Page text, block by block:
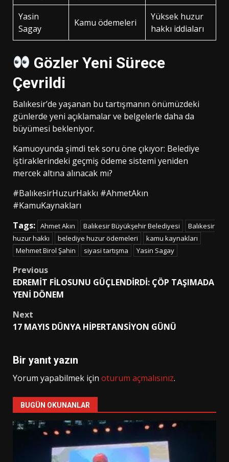
Yasin
Sagay
Kamu ödemeleri
Yüksek huzur
hakkı iddiaları
Gözler Yeni Sürece
Çevrildi
Balıkesir’de yaşanan bu tartışmanın önümüzdeki
günlerde yeni açıklamalar ve belgelerle daha da
büyümesi bekleniyor.
Kamuoyunda şimdi tek soru öne çıkıyor: Belediye
iştiraklerindeki geçmiş ödeme sistemi yeniden
mercek altına alınacak mı?
#BalıkesirHuzurHakkı #AhmetAkın
#KamuKaynakları
Tags: Ahmet Akın Balıkesir Büyükşehir Belediyesi
Balıkesir
huzur hakkı
belediye huzur ödemeleri
kamu kaynakları
Mehmet Birol Şahin
siyasi tartışma Yasin Sagay
Post
navigation
Previous
EDREMİT FİLOSUNU GÜÇLENDİRDİ: ÇÖP TAŞIMADA
YENİ DÖNEM
Next
17 MAYIS DÜNYA HİPERTANSİYON GÜNÜ
Bir yanıt yazın
Yorum yapabilmek için oturum açmalısınız.
BUGÜN OKUNANLAR